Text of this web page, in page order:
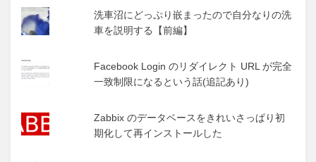
洗車沼にどっぷり嵌まったので自分なりの洗
車を説明する【前編】
Facebook Login のリダイレクト URL が完全
一致制限になるという話(追記あり)
Zabbix のデータベースをきれいさっぱり初
期化して再インストールした